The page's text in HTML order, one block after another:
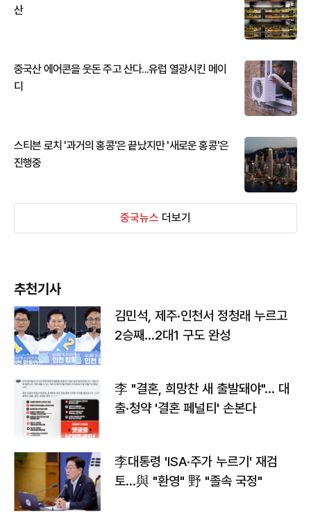
산
중국산 에어콘을 웃돈 주고 산다...유럽 열광시킨 메이
디
스티븐 로치 '과거의 홍콩'은 끝났지만 '새로운 홍콩'은
진행중
중국뉴스 더보기
추천기사
김민석, 제주·인천서 정청래 누르고
2승째…2대1 구도 완성
李 "결혼, 희망찬 새 출발돼야"… 대
출·청약 '결혼 페널티' 손본다
李대통령 'ISA·주가 누르기' 재검
토…與 "환영" 野 "졸속 국정"